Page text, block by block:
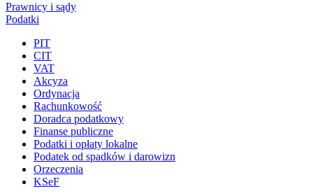
Prawnicy i sądy
Podatki
PIT
CIT
VAT
Akcyza
Ordynacja
Rachunkowość
Doradca podatkowy
Finanse publiczne
Podatki i opłaty lokalne
Podatek od spadków i darowizn
Orzeczenia
KSeF